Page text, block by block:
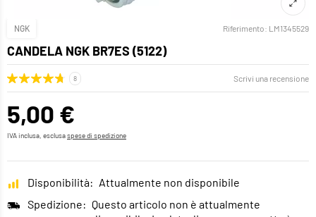
NGK Riferimento: LM1345529
CANDELA NGK BR7ES (5122)
Scrivi una recensione
5,00 €
IVA inclusa, esclusaspese di spedizione
Disponibilità: Attualmente non disponibile
Spedizione: Questo articolo non è attualmente